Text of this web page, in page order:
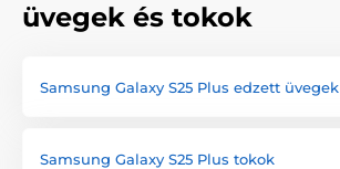
üvegek és tokok
Samsung Galaxy S25 Plus edzett üvegek
Samsung Galaxy S25 Plus tokok